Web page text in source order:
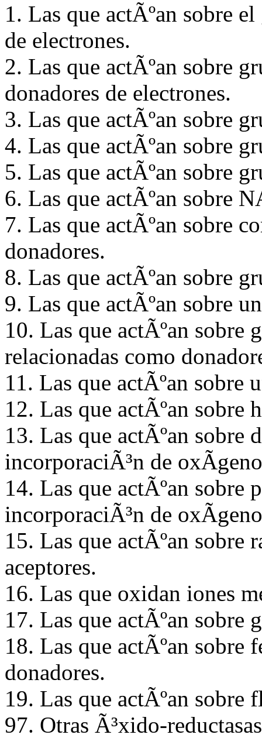
1. Las que actÃºan sobre
de electrones.
2. Las que actÃºan sobre
donadores de electrones.
3. Las que actÃºan sobre
4. Las que actÃºan sobre
5. Las que actÃºan sobre
6. Las que actÃºan sobre
7. Las que actÃºan sobre
donadores.
8. Las que actÃºan sobre
9. Las que actÃºan sobre
10. Las que actÃºan sobre
relacionadas como
11. Las que actÃºan sobre
12. Las que actÃºan sobre
13. Las que actÃºan sobre
incorporaciÃ³n de
14. Las que actÃºan sobre
incorporaciÃ³n de
15. Las que actÃºan sobre
aceptores.
16. Las que oxidan iones
17. Las que actÃºan sobre
18. Las que actÃºan sobre
donadores.
19. Las que actÃºan
97. Otras Ã³xido-